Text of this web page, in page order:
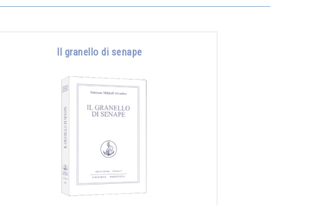
Il granello di senape